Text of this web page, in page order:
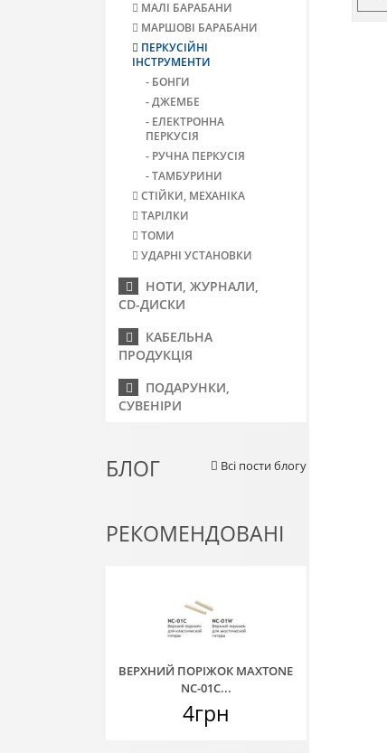
МАЛІ БАРАБАНИ
МАРШОВІ БАРАБАНИ
ПЕРКУСІЙНІ
ІНСТРУМЕНТИ
- БОНГИ
- ДЖЕМБЕ
- ЕЛЕКТРОННА
ПЕРКУСІЯ
- РУЧНА ПЕРКУСІЯ
- ТАМБУРИНИ
СТІЙКИ, МЕХАНІКА
ТАРІЛКИ
ТОМИ
УДАРНІ УСТАНОВКИ
НОТИ, ЖУРНАЛИ,
CD-ДИСКИ
КАБЕЛЬНА
ПРОДУКЦІЯ
ПОДАРУНКИ,
СУВЕНІРИ
БЛОГ Всі пости блогу
РЕКОМЕНДОВАНІ
ВЕРХНИЙ ПОРІЖОК MAXTONE
NC-01C...
4грн